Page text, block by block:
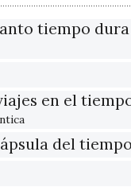
tiempo
en el
del